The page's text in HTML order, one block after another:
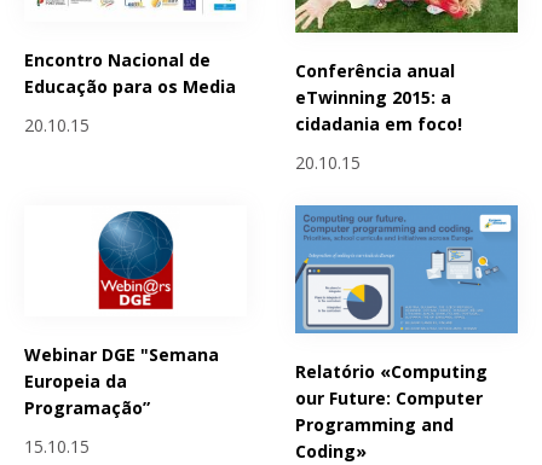
Encontro Nacional de
Educação para os Media
20.10.15
Conferência anual
eTwinning 2015: a
cidadania em foco!
20.10.15
Webinar DGE "Semana
Europeia da
Programação”
15.10.15
Relatório «Computing
our Future: Computer
Programming and
Coding»